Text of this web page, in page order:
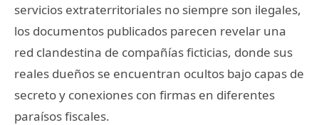
servicios extraterritoriales no siempre son ilegales,
los documentos publicados parecen revelar una
red clandestina de compañías ficticias, donde sus
reales dueños se encuentran ocultos bajo capas de
secreto y conexiones con firmas en diferentes
paraísos fiscales.